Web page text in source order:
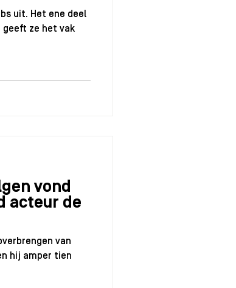
uit. Het ene deel
geeft ze het vak
vond
acteur de
van
hij amper tien